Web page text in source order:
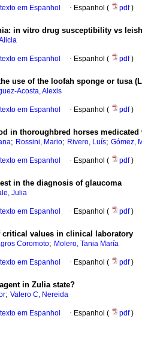
texto em Espanhol · Espanhol ( pdf)
: in vitro drug susceptibility vs
texto em Espanhol · Espanhol ( pdf)
use of the loofah sponge or tusa
Acosta, Alexis
texto em Espanhol · Espanhol ( pdf)
in thoroughbred horses
; Rossini, Mario; Rivero, Luís; Gómez,
texto em Espanhol · Espanhol ( pdf)
in the diagnosis of glaucoma
Julia
texto em Espanhol · Espanhol ( pdf)
critical values in clinical laboratory
Coromoto; Molero, Tania María
texto em Espanhol · Espanhol ( pdf)
in Zulia state?
; Valero C, Nereida
texto em Espanhol · Espanhol ( pdf)